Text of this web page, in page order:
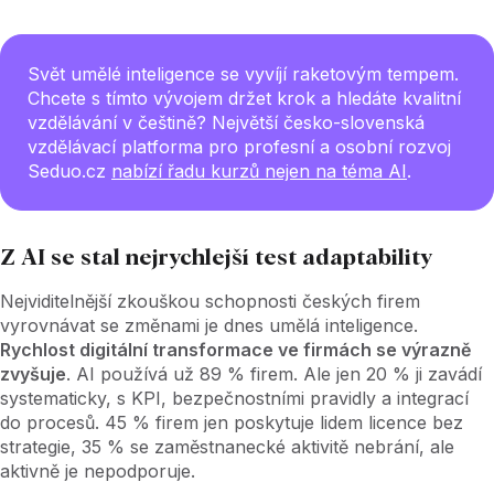
Svět umělé inteligence se vyvíjí raketovým tempem.
Chcete s tímto vývojem držet krok a hledáte kvalitní
vzdělávání v češtině? Největší česko-slovenská
vzdělávací platforma pro profesní a osobní rozvoj
Seduo.cz nabízí řadu kurzů nejen na téma AI.
Z AI se stal nejrychlejší test adaptability
Nejviditelnější zkouškou schopnosti českých firem
vyrovnávat se změnami je dnes umělá inteligence.
Rychlost digitální transformace ve firmách se výrazně
zvyšuje. AI používá už 89 % firem. Ale jen 20 % ji zavádí
systematicky, s KPI, bezpečnostními pravidly a integrací
do procesů. 45 % firem jen poskytuje lidem licence bez
strategie, 35 % se zaměstnanecké aktivitě nebrání, ale
aktivně je nepodporuje.